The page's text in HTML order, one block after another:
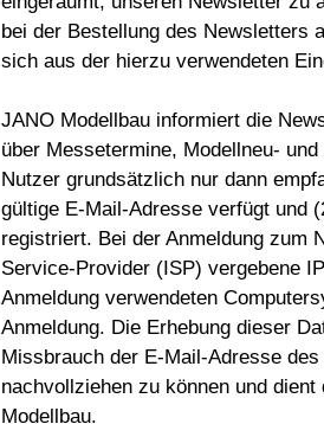
bei der Bestellung des Newsletters
sich aus der hierzu verwendeten
JANO Modellbau informiert die
über Messetermine, Modellneu-
Nutzer grundsätzlich nur dann
gültige E-Mail-Adresse verfügt und
registriert. Bei der Anmeldung zum
Service-Provider (ISP) vergebene
Anmeldung verwendeten
Anmeldung. Die Erhebung dieser
Missbrauch der E-Mail-Adresse
nachvollziehen zu können und
Modellbau.